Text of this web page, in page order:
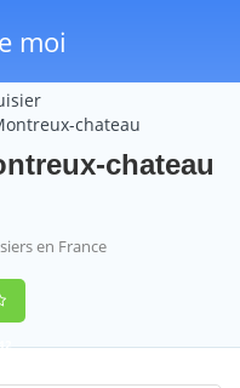
moi
chateau
chateau
en France